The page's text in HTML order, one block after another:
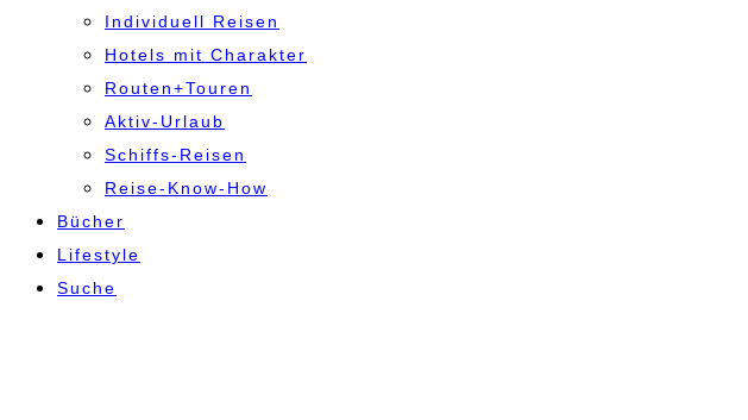
Individuell Reisen
Hotels mit Charakter
Routen+Touren
Aktiv-Urlaub
Schiffs-Reisen
Reise-Know-How
Bücher
Lifestyle
Suche